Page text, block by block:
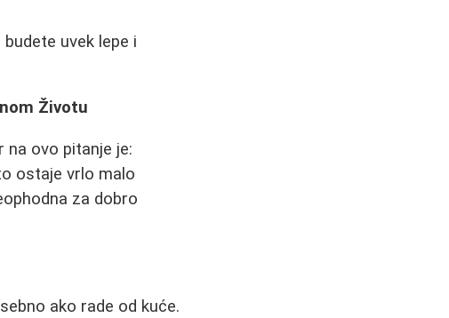
uvek lepe i
Životu
na ovo pitanje je:
ostaje vrlo malo
za dobro
ako rade od kuće.